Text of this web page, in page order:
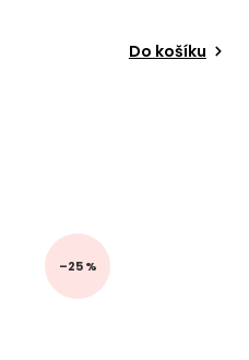
Do košíku
–25 %